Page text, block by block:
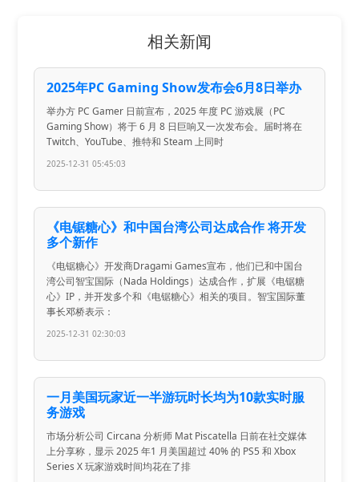
相关新闻
2025年PC Gaming Show发布会6月8日举办
举办方 PC Gamer 日前宣布，2025 年度 PC 游戏展（PC
Gaming Show）将于 6 月 8 日巨响又一次发布会。届时将在
Twitch、YouTube、推特和 Steam 上同时
2025-12-31 05:45:03
《电锯糖心》和中国台湾公司达成合作 将开发
多个新作
《电锯糖心》开发商Dragami Games宣布，他们已和中国台
湾公司智宝国际（Nada Holdings）达成合作，扩展《电锯糖
心》IP，并开发多个和《电锯糖心》相关的项目。智宝国际董
事长邓桥表示：
2025-12-31 02:30:03
一月美国玩家近一半游玩时长均为10款实时服
务游戏
市场分析公司 Circana 分析师 Mat Piscatella 日前在社交媒体
上分享称，显示 2025 年1 月美国超过 40% 的 PS5 和 Xbox
Series X 玩家游戏时间均花在了排